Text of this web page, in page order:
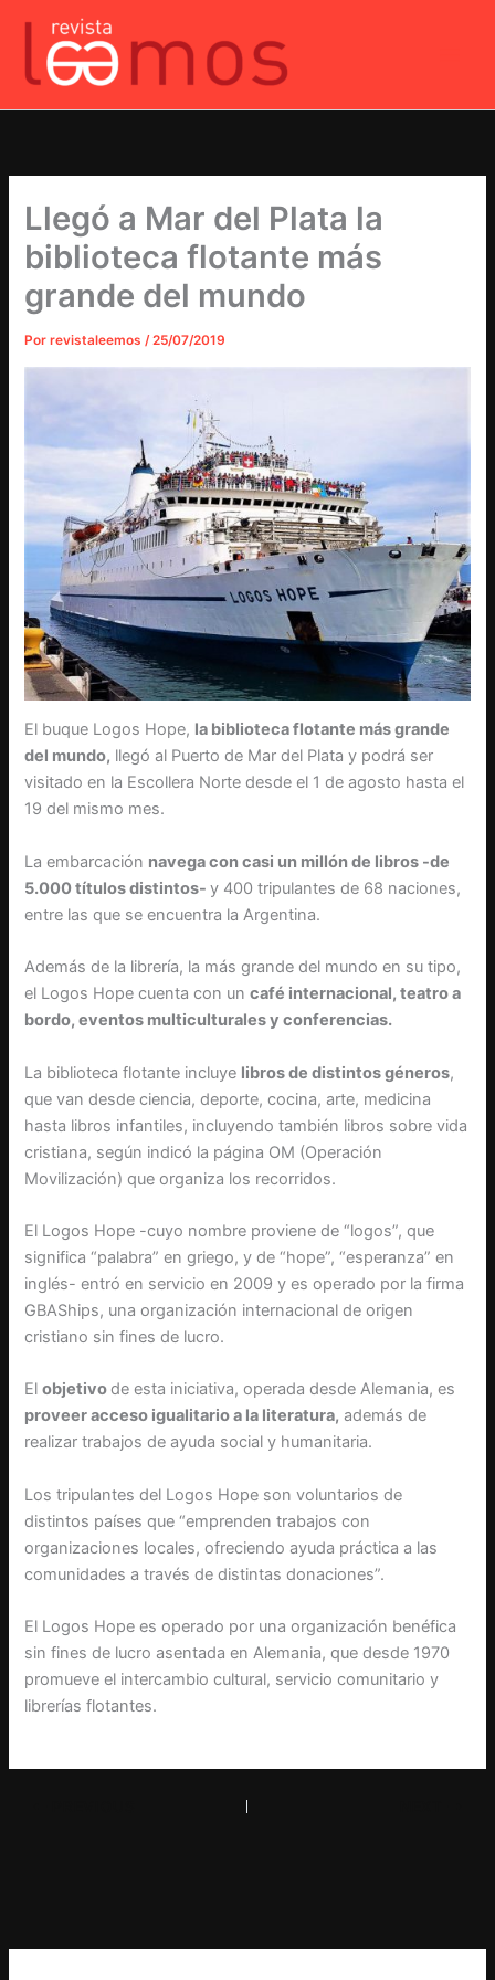
contenido
Llegó a Mar del Plata la
biblioteca flotante más
grande del mundo
Porrevistaleemos/25/07/2019
El buque Logos Hope, la biblioteca flotante más grande
del mundo, llegó al Puerto de Mar del Plata y podrá ser
visitado en la Escollera Norte desde el 1 de agosto hasta el
19 del mismo mes.
La embarcación navega con casi un millón de libros -de
5.000 títulos distintos-y 400 tripulantes de 68 naciones,
entre las que se encuentra la Argentina.
Además de la librería, la más grande del mundo en su tipo,
el Logos Hope cuenta con uncafé internacional, teatro a
bordo, eventos multiculturales y conferencias.
La biblioteca flotante incluye libros de distintos géneros,
que van desde ciencia, deporte, cocina, arte, medicina
hasta libros infantiles, incluyendo también libros sobre vida
cristiana, según indicó la página OM (Operación
Movilización) que organiza los recorridos.
El Logos Hope -cuyo nombre proviene de “logos”, que
significa “palabra” en griego, y de “hope”, “esperanza” en
inglés- entró en servicio en 2009 y es operado por la firma
GBAShips, una organización internacional de origen
cristiano sin fines de lucro.
Elobjetivode esta iniciativa, operada desde Alemania, es
proveer acceso igualitario a la literatura, además de
realizar trabajos de ayuda social y humanitaria.
Los tripulantes del Logos Hope son voluntarios de
distintos países que “emprenden trabajos con
organizaciones locales, ofreciendo ayuda práctica a las
comunidades a través de distintas donaciones”.
El Logos Hope es operado por una organización benéfica
sin fines de lucro asentada en Alemania, que desde 1970
promueve el intercambio cultural, servicio comunitario y
librerías flotantes.